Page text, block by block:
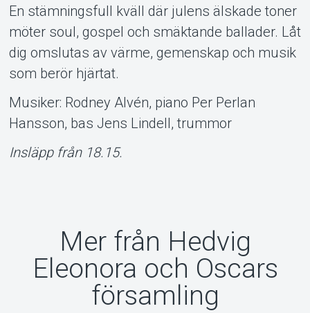
Om Tickster
En stämningsfull kväll där julens älskade toner
möter soul, gospel och smäktande ballader. Låt
dig omslutas av värme, gemenskap och musik
som berör hjärtat.
Musiker: Rodney Alvén, piano Per Perlan
Hansson, bas Jens Lindell, trummor
Insläpp från 18.15.
Mer från Hedvig
Eleonora och Oscars
församling